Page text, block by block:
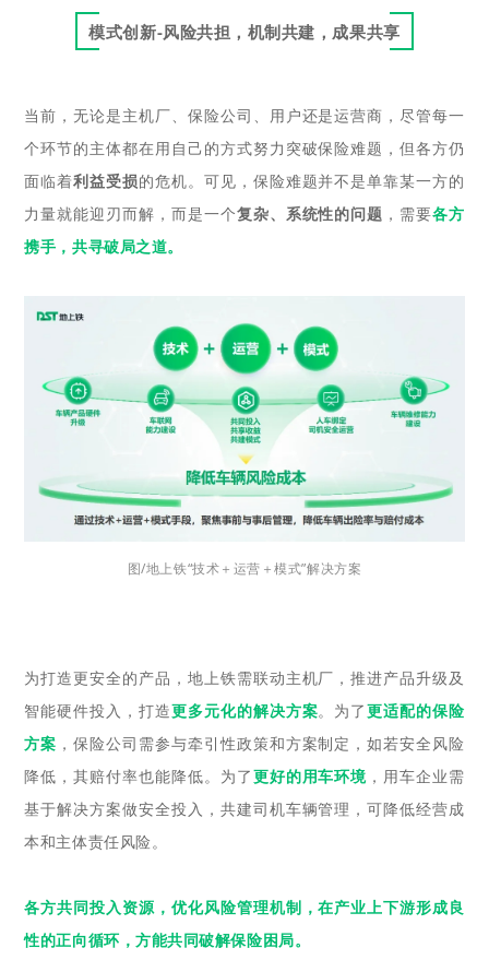
模式创新-风险共担，机制共建，成果共享
当前，无论是主机厂、保险公司、用户还是运营商，尽管每一
个环节的主体都在用自己的方式努力突破保险难题，但各方仍
面临着利益受损的危机。可见，保险难题并不是单靠某一方的
力量就能迎刃而解，而是一个复杂、系统性的问题 ，需要各方
携手，共寻破局之道。
图/地上铁“技术＋运营＋模式”解决方案
为打造更安全的产品，地上铁需联动主机厂，推进产品升级及
智能硬件投入，打造更多元化的解决方案。为了更适配的保险
方案 ，保险公司需参与牵引性政策和方案制定，如若安全风险
降低，其赔付率也能降低。为了更好的用车环境 ，用车企业需
基于解决方案做安全投入，共建司机车辆管理，可降低经营成
本和主体责任风险。
各方共同投入资源，优化风险管理机制，在产业上下游形成良
性的正向循环，方能共同破解保险困局。